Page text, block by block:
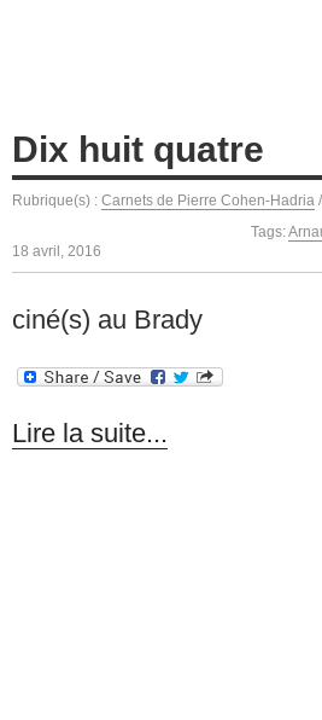
Dix huit quatre
Rubrique(s) : Carnets de Pierre Cohen-Hadria /
Tags:
18 avril, 2016
ciné(s) au Brady
Lire la suite...